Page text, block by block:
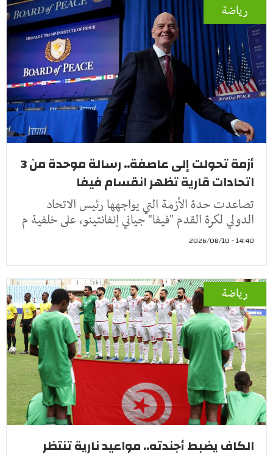
رياضة
أزمة تحولت إلى عاصفة.. رسالة موحدة من 3
اتحادات قارية تظهر انقسام فيفا
تصاعدت حدة الأزمة التي يواجهها رئيس الاتحاد
الدولي لكرة القدم "فيفا" جياني إنفانتينو، على خلفية م
14:40 - 2026/08/10
رياضة
الكاف يضبط أجندته.. مواعيد نارية تنتظر